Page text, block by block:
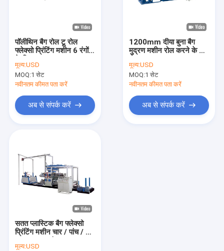
वीडियो
गुणवत्ता नियंत्रण
पॉलीथिन बैग रोल टू रोल
फ्लेक्सो प्रिंटिंग मशीन 6 रंगों
मूल्य:USD
MOQ:1 सेट
नवीनतम कीमत पता करें
अब से संपर्क करें
1200mm दीया बुना बैग
मुद्रण मशीन रोल करने के लिए
मूल्य:USD
MOQ:1 सेट
नवीनतम कीमत पता करें
अब से संपर्क करें
सतत प्लास्टिक बैग फ्लेक्सो
प्रिंटिंग मशीन चार / पांच / छह
मूल्य:USD